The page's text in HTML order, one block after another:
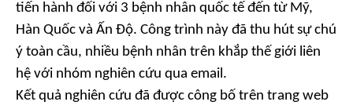
tiến hành đối với 3 bệnh nhân quốc tế đến từ Mỹ,
Hàn Quốc và Ấn Độ. Công trình này đã thu hút sự chú
ý toàn cầu, nhiều bệnh nhân trên khắp thế giới liên
hệ với nhóm nghiên cứu qua email.
Kết quả nghiên cứu đã được công bố trên trang web